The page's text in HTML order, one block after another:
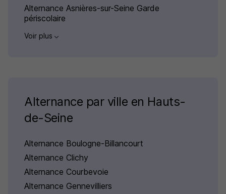
Alternance Asnières-sur-Seine Garde
périscolaire
Voir plus
Alternance par ville en Hauts-
de-Seine
Alternance Boulogne-Billancourt
Alternance Clichy
Alternance Courbevoie
Alternance Gennevilliers